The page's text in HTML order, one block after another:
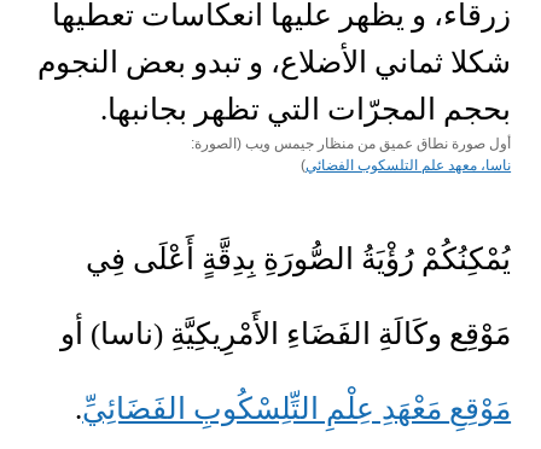
أول صورة نطاق عميق من منظار جيمس ويب (الصورة:
ناسا، معهد علم التلسكوب الفضائي)
يُمْكِنُكُمْ رُؤْيَةُ الصُّورَةِ بِدِقَّةٍ أَعْلَى فِي
مَوْقِع وكَالَةِ الفَضَاءِ الأَمْرِيكِيَّةِ (ناسا) أو
موقع مَعْهَدِ عِلْمِ التِّلِسْكُوبِ الفَضَائِيِّ.